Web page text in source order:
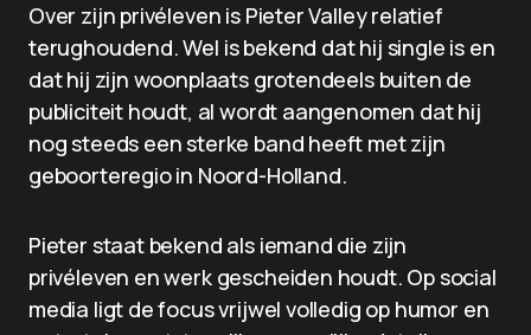
Over zijn privéleven is Pieter Valley relatief
terughoudend. Wel is bekend dat hij single is en
dat hij zijn woonplaats grotendeels buiten de
publiciteit houdt, al wordt aangenomen dat hij
nog steeds een sterke band heeft met zijn
geboorteregio in Noord-Holland.
Pieter staat bekend als iemand die zijn
privéleven en werk gescheiden houdt. Op social
media ligt de focus vrijwel volledig op humor en